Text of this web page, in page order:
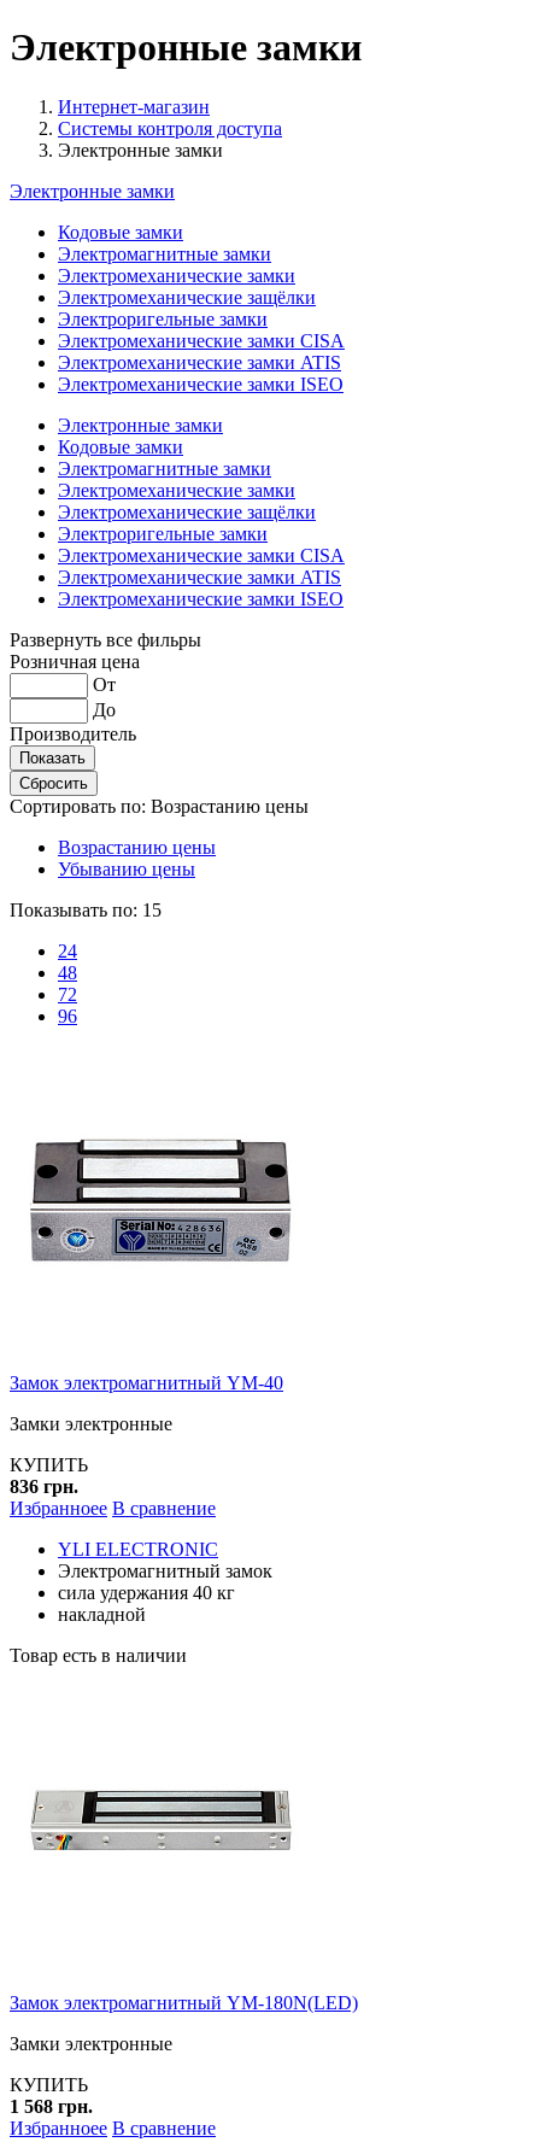
Электронные замки
Интернет-магазин
Системы контроля доступа
Электронные замки
Электронные замки
Кодовые замки
Электромагнитные замки
Электромеханические замки
Электромеханические защёлки
Электроригельные замки
Электромеханические замки CISA
Электромеханические замки ATIS
Электромеханические замки ISEO
Электронные замки
Кодовые замки
Электромагнитные замки
Электромеханические замки
Электромеханические защёлки
Электроригельные замки
Электромеханические замки CISA
Электромеханические замки ATIS
Электромеханические замки ISEO
Развернуть все фильры
Розничная цена
От
До
Производитель
Сортировать по: Возрастанию цены
Возрастанию цены
Убыванию цены
Показывать по: 15
24
48
72
96
Замок электромагнитный YM-40
Замки электронные
КУПИТЬ
836 грн.
Избранноее В сравнение
YLI ELECTRONIC
Электромагнитный замок
сила удержания 40 кг
накладной
Товар есть в наличии
Замок электромагнитный YM-180N(LED)
Замки электронные
КУПИТЬ
1 568 грн.
Избранноее В сравнение